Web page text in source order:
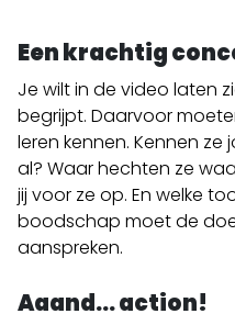
Een krachtig
Je wilt in de video laten
begrijpt. Daarvoor
leren kennen. Kennen ze
al? Waar hechten ze
jij voor ze op. En welke
boodschap moet de
aanspreken.
Aaand… action!